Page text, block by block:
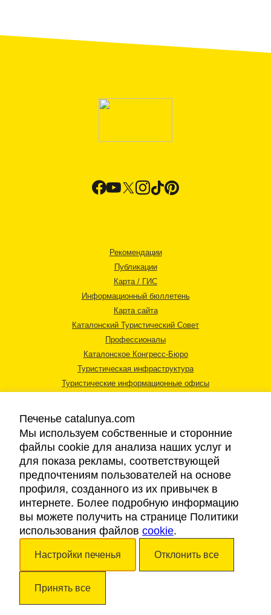
Рекомендации
Публикации
Карта / ГИС
Информационный бюллетень
Карта сайта
Каталонский Туристический Совет
Профессионалы
Каталонское Конгресс-Бюро
Туристическая инфраструктура
Туристические информационные офисы
Правовая информация
Cookies
Доступность
Авторские права © 2026. Каталонский Туристический Совет. Все права
Печенье catalunya.com
Мы используем собственные и сторонние
файлы cookie для анализа наших услуг и
для показа рекламы, соответствующей
предпочтениям пользователей на основе
профиля, созданного из их привычек в
интернете. Более подробную информацию
вы можете получить на странице Политики
использования файлов cookie.
Настройки печенья Отклонить все
Принять все